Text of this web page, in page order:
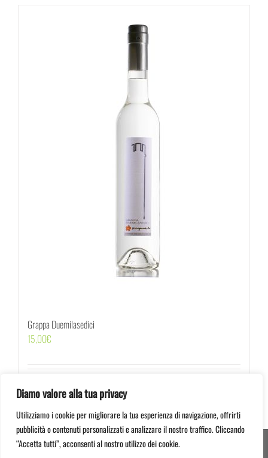
Diamo valore alla tua privacy
Utilizziamo i cookie per migliorare la tua esperienza di navigazione, offrirti
pubblicità o contenuti personalizzati e analizzare il nostro traffico. Cliccando
“Accetta tutti”, acconsenti al nostro utilizzo dei cookie.
Grappa Duemilasedici
15,00€
© 2012 -2026 Serragiumenta Aziende Agricole Riunite | 87042 Altomonte (CS) | P.I.